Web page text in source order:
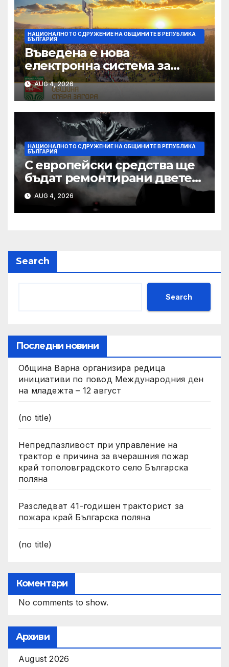
НАЦИОНАЛНОТО СДРУЖЕНИЕ НА ОБЩИНИТЕ В РЕПУБЛИКА
БЪЛГАРИЯ
Въведена е нова
електронна система за
кандидатстване по
Национален фонд
„Култура“
AUG 4, 2026
НАЦИОНАЛНОТО СДРУЖЕНИЕ НА ОБЩИНИТЕ В РЕПУБЛИКА
БЪЛГАРИЯ
С европейски средства ще
бъдат ремонтирани двете
най-стари училища в Ямбол
AUG 4, 2026
Search
Search
Последни новини
Община Варна организира редица
инициативи по повод Международния ден
на младежта – 12 август
(no title)
Непредпазливост при управление на
трактор е причина за вчерашния пожар
край тополовградското село Българска
поляна
Разследват 41-годишен тракторист за
пожара край Българска поляна
(no title)
Коментари
No comments to show.
Архиви
August 2026